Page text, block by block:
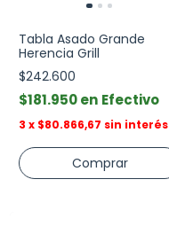
Tabla Asado Grande
Herencia Grill
$242.600
$181.950 Efectivo
3 x $80.866,67 sin interés